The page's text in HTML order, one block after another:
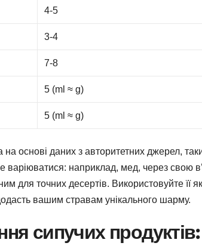
4-5
3-4
7-8
5 (ml ≈ g)
5 (ml ≈ g)
на основі даних з авторитетних джерел,
варіюватися: наприклад, мед, через свою
для точних десертів. Використовуйте її
вашим стравам унікального шарму.
сипучих